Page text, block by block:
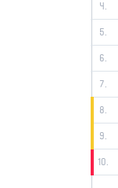
4.
5.
6.
7.
8.
9.
10.